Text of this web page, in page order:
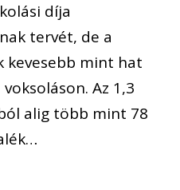
díja
tervét, de a
kevesebb mint hat
Az 1,3
alig több mint 78